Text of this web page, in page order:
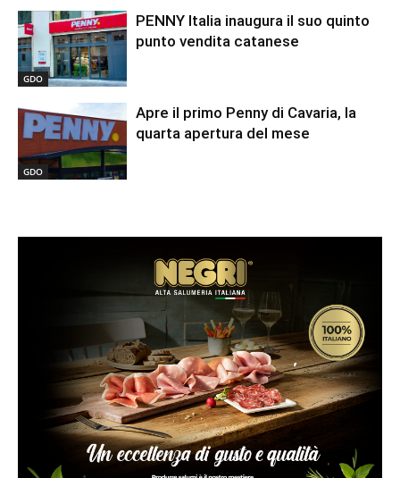
GDO
PENNY Italia inaugura il suo quinto
punto vendita catanese
GDO
Apre il primo Penny di Cavaria, la
quarta apertura del mese